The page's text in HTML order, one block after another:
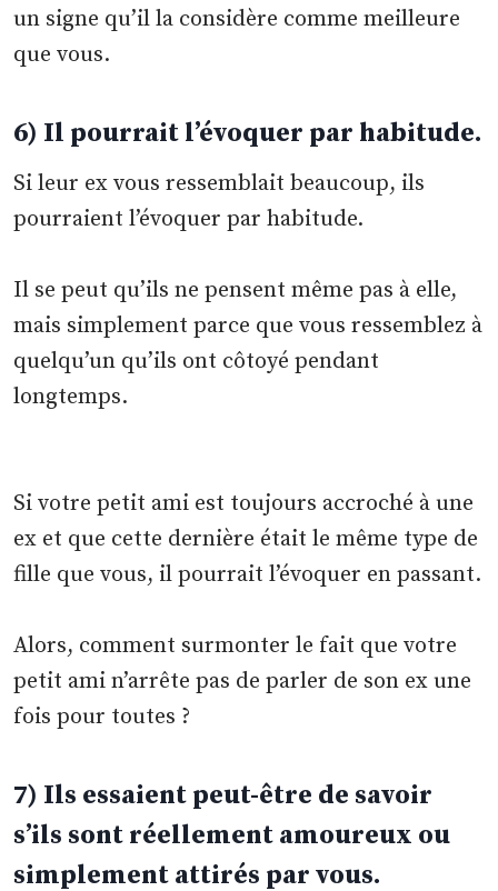
un signe qu’il la considère comme meilleure
que vous.
6) Il pourrait l’évoquer par habitude.
Si leur ex vous ressemblait beaucoup, ils
pourraient l’évoquer par habitude.
Il se peut qu’ils ne pensent même pas à elle,
mais simplement parce que vous ressemblez à
quelqu’un qu’ils ont côtoyé pendant
longtemps.
Si votre petit ami est toujours accroché à une
ex et que cette dernière était le même type de
fille que vous, il pourrait l’évoquer en passant.
Alors, comment surmonter le fait que votre
petit ami n’arrête pas de parler de son ex une
fois pour toutes ?
7) Ils essaient peut-être de savoir
s’ils sont réellement amoureux ou
simplement attirés par vous.